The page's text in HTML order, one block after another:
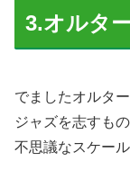
3.オルタ
でましたオルター
ジャズを志すも
不思議なスケール